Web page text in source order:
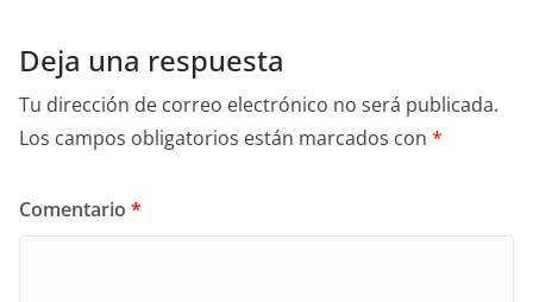
Deja una respuesta
Tu dirección de correo electrónico no será publicada.
Los campos obligatorios están marcados con *
Comentario *